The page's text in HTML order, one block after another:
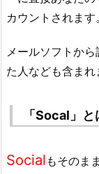
カウントされます。
メールソフトか
た人なども含まれ
「Socal」
Social もそのま